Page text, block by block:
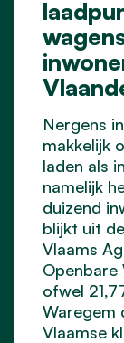
Nergens
makkelijk
laden als
namelijk
duizend
blijkt uit
Vlaams
ofwel
Waregem
Vlaamse